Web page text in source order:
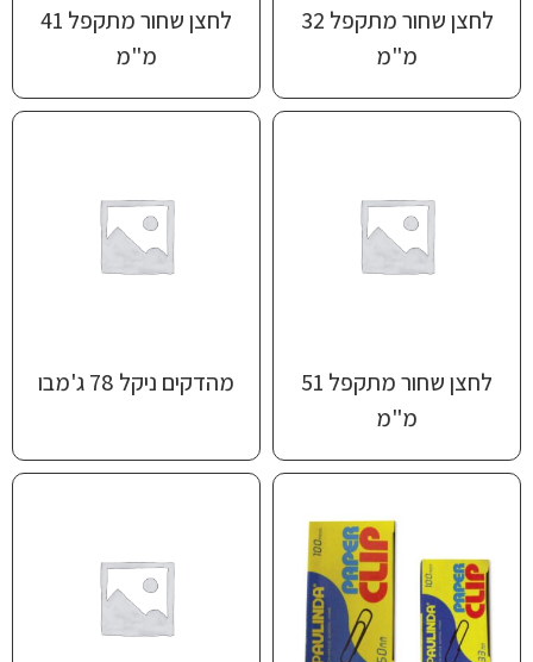
לחצן שחור מתקפל 32
מ"מ
לחצן שחור מתקפל 41
מ"מ
לחצן שחור מתקפל 51
מ"מ
מהדקים ניקל 78 ג'מבו